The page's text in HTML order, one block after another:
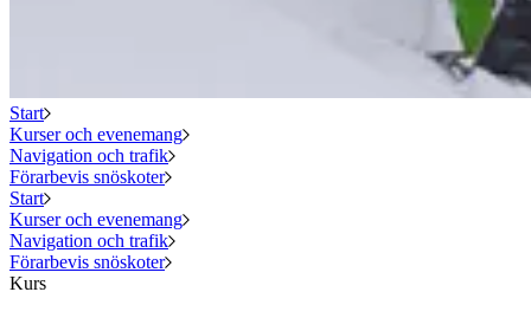
Start
Kurser och evenemang
Navigation och trafik
Förarbevis snöskoter
Start
Kurser och evenemang
Navigation och trafik
Förarbevis snöskoter
Kurs